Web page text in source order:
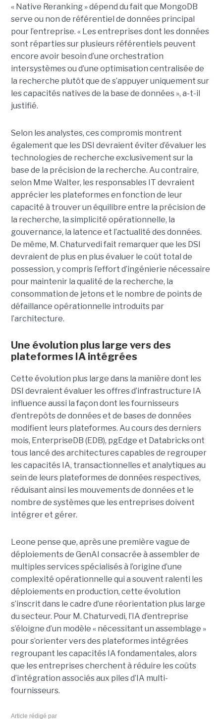
« Native Reranking » dépend du fait que MongoDB
serve ou non de référentiel de données principal
pour l’entreprise. « Les entreprises dont les données
sont réparties sur plusieurs référentiels peuvent
encore avoir besoin d’une orchestration
intersystèmes ou d’une optimisation centralisée de
la recherche plutôt que de s’appuyer uniquement sur
les capacités natives de la base de données », a-t-il
justifié.
Selon les analystes, ces compromis montrent
également que les DSI devraient éviter d’évaluer les
technologies de recherche exclusivement sur la
base de la précision de la recherche. Au contraire,
selon Mme Walter, les responsables IT devraient
apprécier les plateformes en fonction de leur
capacité à trouver un équilibre entre la précision de
la recherche, la simplicité opérationnelle, la
gouvernance, la latence et l’actualité des données.
De même, M. Chaturvedi fait remarquer que les DSI
devraient de plus en plus évaluer le coût total de
possession, y compris l’effort d’ingénierie nécessaire
pour maintenir la qualité de la recherche, la
consommation de jetons et le nombre de points de
défaillance opérationnelle introduits par
l’architecture.
Une évolution plus large vers des
plateformes IA intégrées
Cette évolution plus large dans la manière dont les
DSI devraient évaluer les offres d’infrastructure IA
influence aussi la façon dont les fournisseurs
d’entrepôts de données et de bases de données
modifient leurs plateformes. Au cours des derniers
mois, EnterpriseDB (EDB), pgEdge et Databricks ont
tous lancé des architectures capables de regrouper
les capacités IA, transactionnelles et analytiques au
sein de leurs plateformes de données respectives,
réduisant ainsi les mouvements de données et le
nombre de systèmes que les entreprises doivent
intégrer et gérer.
Leone pense que, après une première vague de
déploiements de GenAI consacrée à assembler de
multiples services spécialisés à l’origine d’une
complexité opérationnelle qui a souvent ralenti les
déploiements en production, cette évolution
s’inscrit dans le cadre d’une réorientation plus large
du secteur. Pour M. Chaturvedi, l’IA d’entreprise
s’éloigne d’un modèle « nécessitant un assemblage »
pour s’orienter vers des plateformes intégrées
regroupant les capacités IA fondamentales, alors
que les entreprises cherchent à réduire les coûts
d’intégration associés aux piles d’IA multi-
fournisseurs.
Article rédigé par